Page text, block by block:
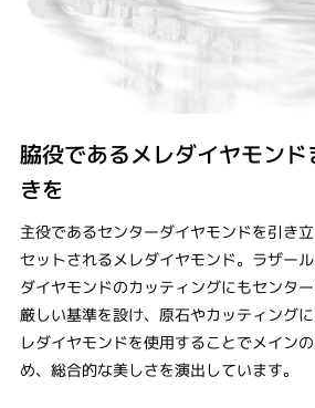
脇役であるメレダイヤモン
きを
主役であるセンターダイヤモンドを引き
セットされるメレダイヤモンド。ラザー
ダイヤモンドのカッティングにもセンタ
厳しい基準を設け、原石やカッティング
レダイヤモンドを使用することでメイン
め、総合的な美しさを演出しています。